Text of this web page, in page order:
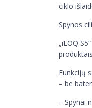
ciklo
Spynos
„iLOQ
Funkcijų
– be
– Spynai